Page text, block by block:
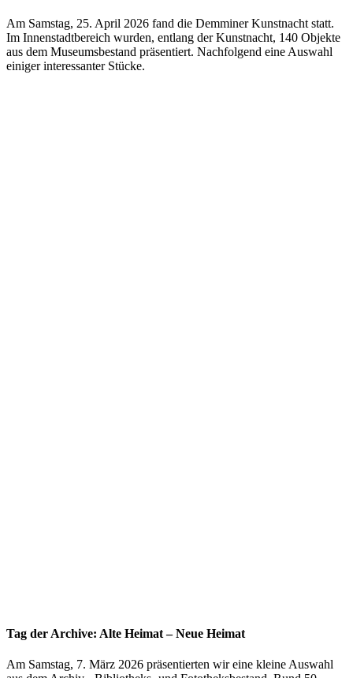
Am Samstag, 25. April 2026 fand die Demminer Kunstnacht statt.
Im Innenstadtbereich wurden, entlang der Kunstnacht, 140 Objekte
aus dem Museumsbestand präsentiert. Nachfolgend eine Auswahl
einiger interessanter Stücke.
Tag der Archive: Alte Heimat – Neue Heimat
Am Samstag, 7. März 2026 präsentierten wir eine kleine Auswahl